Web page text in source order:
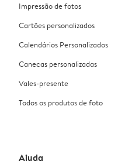
Impressão de fotos
Cartões personalizados
Calendários Personalizados
Canecas personalizadas
Vales-presente
Todos os produtos de foto
Ajuda